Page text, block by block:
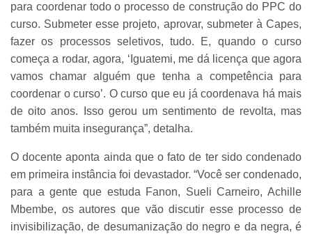
para coordenar todo o processo de construção do PPC do
curso. Submeter esse projeto, aprovar, submeter à Capes,
fazer os processos seletivos, tudo. E, quando o curso
começa a rodar, agora, ‘Iguatemi, me dá licença que agora
vamos chamar alguém que tenha a competência para
coordenar o curso’. O curso que eu já coordenava há mais
de oito anos. Isso gerou um sentimento de revolta, mas
também muita insegurança”, detalha.
O docente aponta ainda que o fato de ter sido condenado
em primeira instância foi devastador. “Você ser condenado,
para a gente que estuda Fanon, Sueli Carneiro, Achille
Mbembe, os autores que vão discutir esse processo de
invisibilização, de desumanização do negro e da negra, é